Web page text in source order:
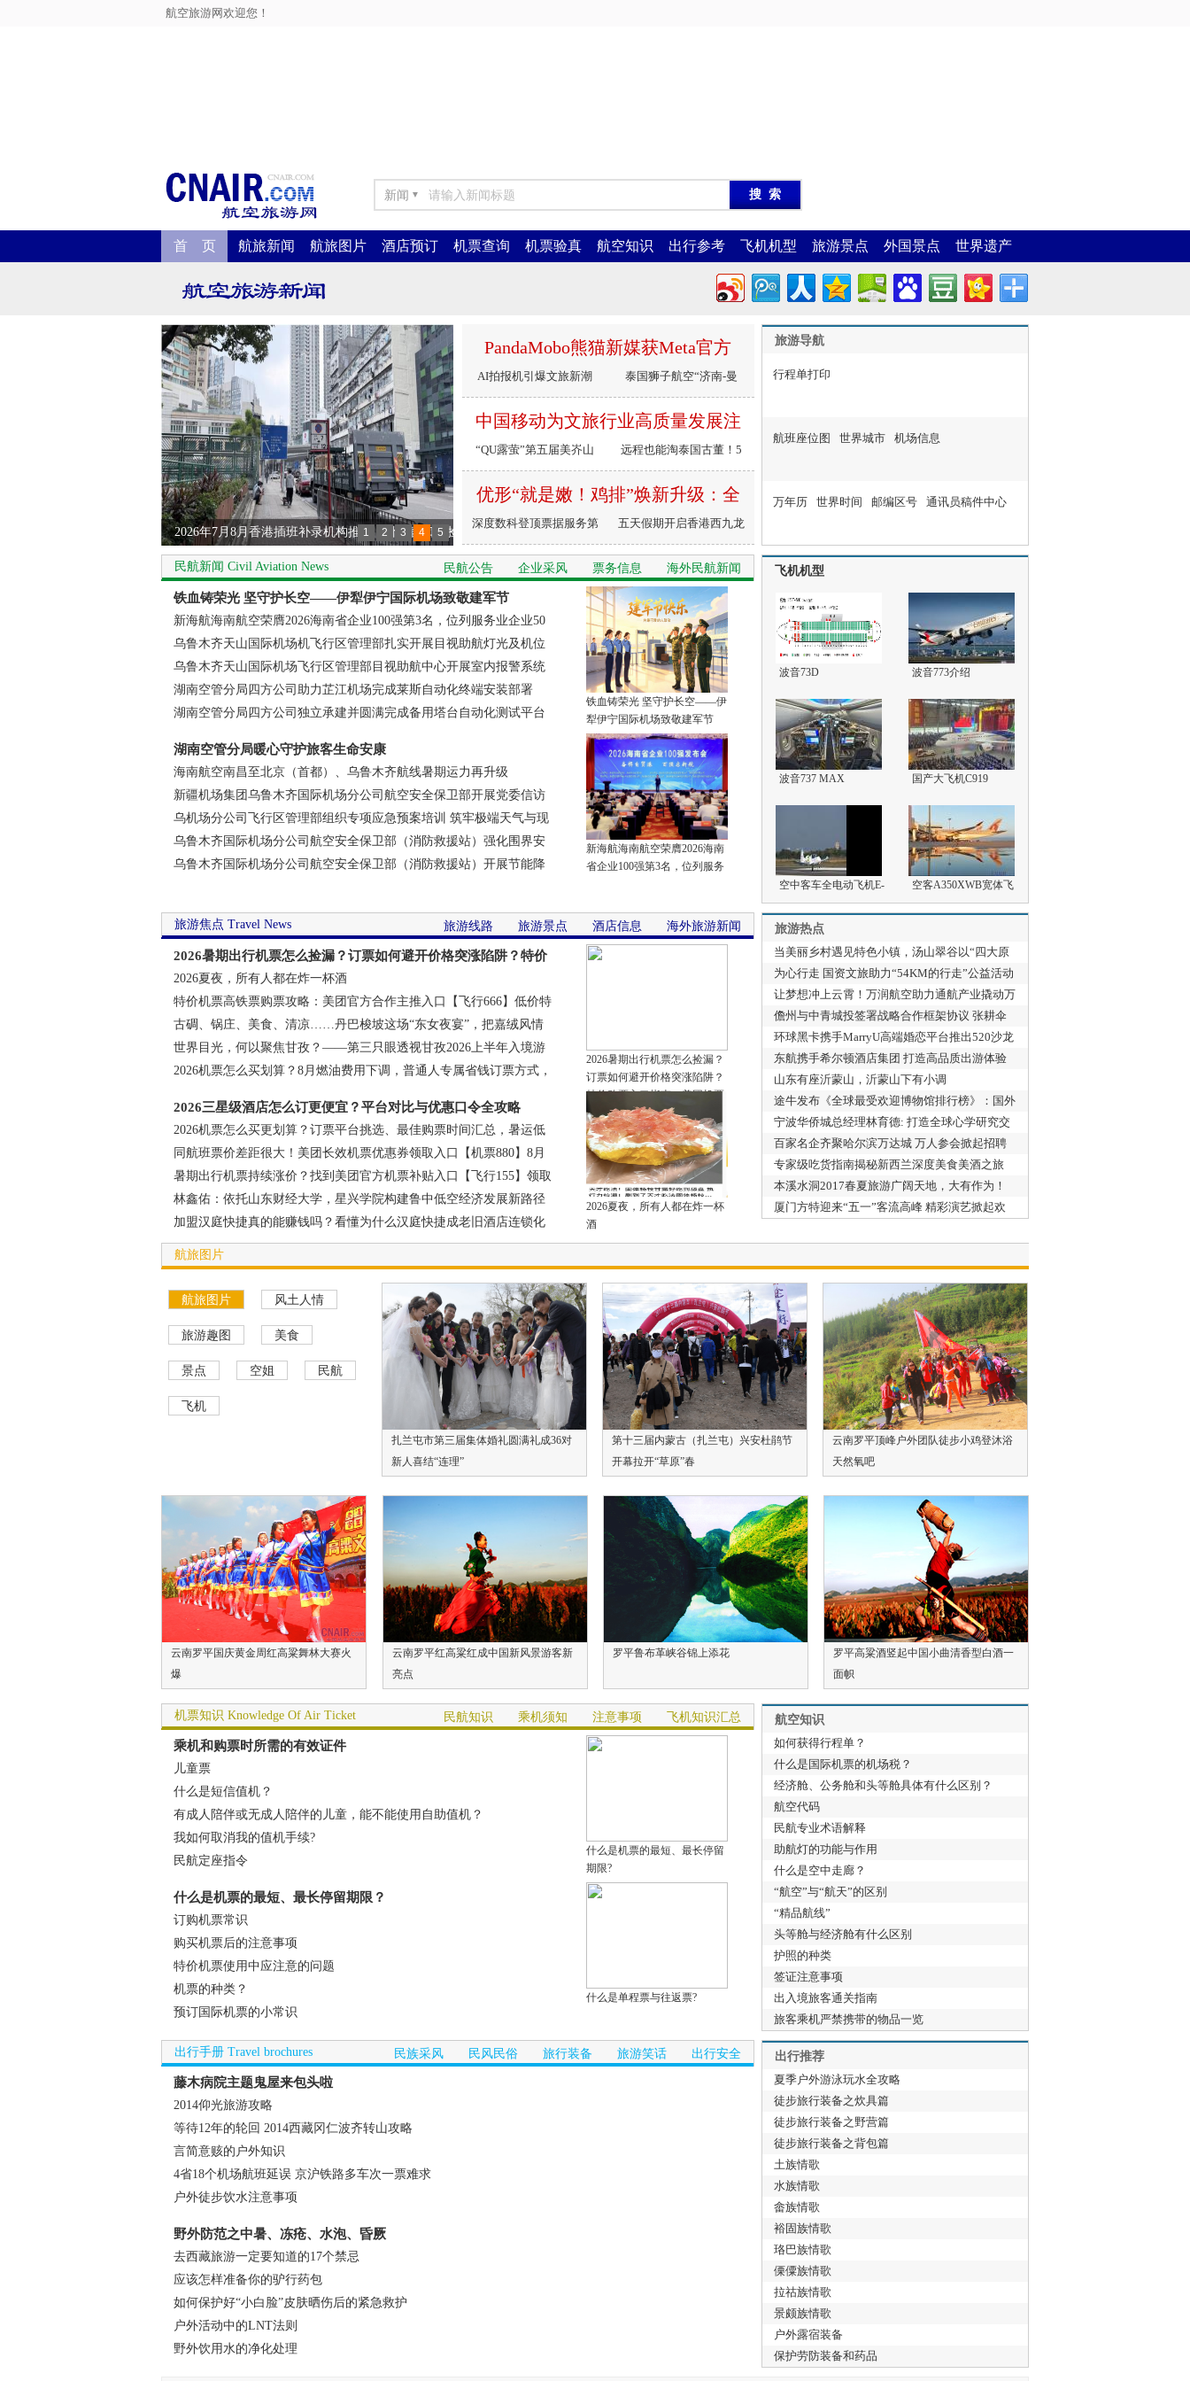
航空旅游网欢迎您！
新闻 ▼
首 页 航旅新闻 航旅图片 酒店预订 机票查询 机票验真 航空知识 出行参考 飞机机型 旅游景点 外国景点 世界遗产
2026年7月8月香港插班补录机构推荐：补录窗口期捡漏攻略，响应
快的机构才靠谱
雅致酒店一月连签八城，以东方美学重塑人文雅奢酒店格局
1 2 3 4 5
PandaMobo熊猫新媒获Meta官方
WhatsApp BSP认证，JoinMC开启
AI+私域出海新基建时代
AI拍报机引爆文旅新潮
馆打造特色IP路线
泰国狮子航空“济南-曼
入境游客迎来增长新动能
中国移动为文旅行业高质量发展注
入新质生产力
“QU露萤”第五届美岕山
幕
远程也能淘泰国古董！5
拍卖来了
优形“就是嫩！鸡排”焕新升级：全
程可溯源，看得见的安心保障
深度数科登顶票据服务第
奇
五天假期开启香港西九龙
先收集ELEMENTS圆方
商场优惠
旅游导航
行程单打印
航班座位图 世界城市 机场信息
万年历 世界时间 邮编区号 通讯员稿件中心
民航新闻 Civil Aviation News 民航公告 企业采风 票务信息 海外民航新闻
铁血铸荣光 坚守护长空——伊犁伊宁国际机场致敬建军节
新海航海南航空荣膺2026海南省企业100强第3名，位列服务业企业50
强榜首
乌鲁木齐天山国际机场机飞行区管理部扎实开展目视助航灯光及机位
引导灯现场监管保障工作
乌鲁木齐天山国际机场飞行区管理部目视助航中心开展室内报警系统
专项检查
湖南空管分局四方公司助力芷江机场完成莱斯自动化终端安装部署
湖南空管分局四方公司独立承建并圆满完成备用塔台自动化测试平台
湖南空管分局暖心守护旅客生命安康
海南航空南昌至北京（首都）、乌鲁木齐航线暑期运力再升级
新疆机场集团乌鲁木齐国际机场分公司航空安全保卫部开展党委信访
接待日活动
乌机场分公司飞行区管理部组织专项应急预案培训 筑牢极端天气与现
场应急处置双防线
乌鲁木齐国际机场分公司航空安全保卫部（消防救援站）强化围界安
全管控护航旺季出行
乌鲁木齐国际机场分公司航空安全保卫部（消防救援站）开展节能降
铁血铸荣光 坚守护长空——伊
犁伊宁国际机场致敬建军节
新海航海南航空荣膺2026海南
省企业100强第3名，位列服务
飞机机型
波音73D 波音773介绍
波音737 MAX 国产大飞机C919
空中客车全电动飞机E-
Fan成功完成英吉利...
空客A350XWB宽体飞
机：缔造高效
旅游焦点 Travel News 旅游线路 旅游景点 酒店信息 海外旅游新闻
2026暑期出行机票怎么捡漏？订票如何避开价格突涨陷阱？特价
购票入口指南，美团机票补贴搭配燃油优惠，领券
2026夏夜，所有人都在炸一杯酒
特价机票高铁票购票攻略：美团官方合作主推入口【飞行666】低价特
价机票购买入口跳转新手速看
古碉、锅庄、美食、清凉……丹巴梭坡这场“东女夜宴”，把嘉绒风情
拉满了！
世界目光，何以聚焦甘孜？——第三只眼透视甘孜2026上半年入境游
2026机票怎么买划算？8月燃油费用下调，普通人专属省钱订票方式，
2026三星级酒店怎么订更便宜？平台对比与优惠口令全攻略
2026机票怎么买更划算？订票平台挑选、最佳购票时间汇总，暑运低
价购票与补贴领取全指南
同航班票价差距很大！美团长效机票优惠券领取入口【机票880】8月
美团官方授权合作核心入口全航线通用
暑期出行机票持续涨价？找到美团官方机票补贴入口【飞行155】领取
长效优惠券，国内航班订票先领券轻松省下数
林鑫佑：依托山东财经大学，星兴学院构建鲁中低空经济发展新路径
加盟汉庭快捷真的能赚钱吗？看懂为什么汉庭快捷成老旧酒店连锁化
改造首选
2026暑期出行机票怎么捡漏？
订票如何避开价格突涨陷阱？
特价购票入口指南，美团机票
补贴搭配燃油优惠，领券
2026夏夜，所有人都在炸一杯
酒
旅游热点
当美丽乡村遇见特色小镇，汤山翠谷以“四大原
则”再升级
为心行走 国资文旅助力“54KM的行走”公益活动
让梦想冲上云霄！万润航空助力通航产业撬动万
亿级市场
儋州与中青城投签署战略合作框架协议 张耕伞
翔宇出席签字仪式并分别致辞
环球黑卡携手MarryU高端婚恋平台推出520沙龙
活动
东航携手希尔顿酒店集团 打造高品质出游体验
山东有座沂蒙山，沂蒙山下有小调
途牛发布《全球最受欢迎博物馆排行榜》：国外
综合类博物馆持续走俏
宁波华侨城总经理林育德: 打造全球心学研究交
流中心
百家名企齐聚哈尔滨万达城 万人参会掀起招聘
热潮
专家级吃货指南揭秘新西兰深度美食美酒之旅
本溪水洞2017春夏旅游广阔天地，大有作为！
厦门方特迎来“五一”客流高峰 精彩演艺掀起欢
航旅图片
航旅图片 风土人情
旅游趣图 美食
景点 空姐 民航
飞机
扎兰屯市第三届集体婚礼圆满礼成36对
新人喜结“连理”
第十三届内蒙古（扎兰屯）兴安杜鹃节
开幕拉开“草原”春
云南罗平顶峰户外团队徒步小鸡登沐浴
天然氧吧
云南罗平国庆黄金周红高粱舞林大赛火
爆
云南罗平红高粱红成中国新风景游客新
亮点
罗平鲁布革峡谷锦上添花
罗平高粱酒竖起中国小曲清香型白酒一
面帜
机票知识 Knowledge Of Air Ticket 民航知识 乘机须知 注意事项 飞机知识汇总
乘机和购票时所需的有效证件
儿童票
什么是短信值机？
有成人陪伴或无成人陪伴的儿童，能不能使用自助值机？
我如何取消我的值机手续?
民航定座指令
什么是机票的最短、最长停留期限？
订购机票常识
购买机票后的注意事项
特价机票使用中应注意的问题
机票的种类？
预订国际机票的小常识
什么是机票的最短、最长停留
期限?
什么是单程票与往返票?
航空知识
如何获得行程单？
什么是国际机票的机场税？
经济舱、公务舱和头等舱具体有什么区别？
航空代码
民航专业术语解释
助航灯的功能与作用
什么是空中走廊？
“航空”与“航天”的区别
“精品航线”
头等舱与经济舱有什么区别
护照的种类
签证注意事项
出入境旅客通关指南
旅客乘机严禁携带的物品一览
出行手册 Travel brochures 民族采风 民风民俗 旅行装备 旅游笑话 出行安全
藤木病院主题鬼屋来包头啦
2014仰光旅游攻略
等待12年的轮回 2014西藏冈仁波齐转山攻略
言简意赅的户外知识
4省18个机场航班延误 京沪铁路多车次一票难求
户外徒步饮水注意事项
野外防范之中暑、冻疮、水泡、昏厥
去西藏旅游一定要知道的17个禁忌
应该怎样准备你的驴行药包
如何保护好“小白脸”皮肤晒伤后的紧急救护
户外活动中的LNT法则
野外饮用水的净化处理
出行推荐
夏季户外游泳玩水全攻略
徒步旅行装备之炊具篇
徒步旅行装备之野营篇
徒步旅行装备之背包篇
土族情歌
水族情歌
畲族情歌
裕固族情歌
珞巴族情歌
傈僳族情歌
拉祜族情歌
景颇族情歌
户外露宿装备
保护劳防装备和药品